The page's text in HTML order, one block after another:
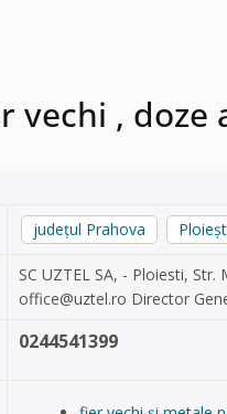
vechi , doze
județul Prahova
SC UZTEL SA, - Ploiesti,
office@uztel.ro Director
0244541399